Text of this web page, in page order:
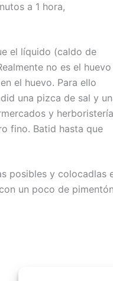
a 1 hora,
el líquido (caldo de
no es el huevo
el huevo. Para ello
una pizca de sal y
y
fino. Batid hasta que
posibles y colocadlas
un poco de pimentón